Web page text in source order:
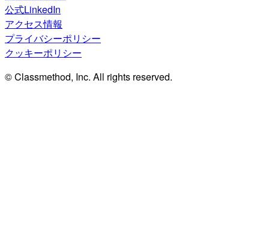
公式LinkedIn
アクセス情報
プライバシーポリシー
クッキーポリシー
© Classmethod, Inc. All rights reserved.